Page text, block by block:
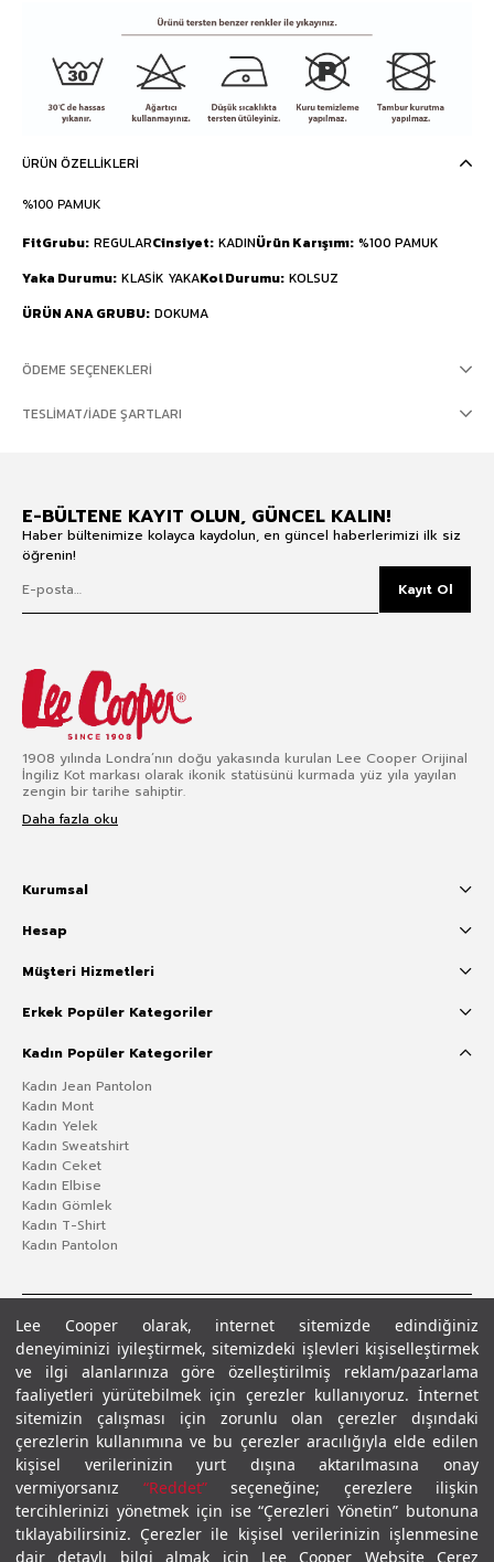
Lee Cooper olarak, internet sitemizde edindiğiniz
deneyiminizi iyileştirmek, sitemizdeki işlevleri kişiselleştirmek
ve ilgi alanlarınıza göre özelleştirilmiş reklam/pazarlama
faaliyetleri yürütebilmek için çerezler kullanıyoruz. İnternet
sitemizin çalışması için zorunlu olan çerezler dışındaki
çerezlerin kullanımına ve bu çerezler aracılığıyla elde edilen
kişisel verilerinizin yurt dışına aktarılmasına onay
vermiyorsanız “Reddet”seçeneğine; çerezlere ilişkin
tercihlerinizi yönetmek için ise “Çerezleri Yönetin” butonuna
tıklayabilirsiniz. Çerezler ile kişisel verilerinizin işlenmesine
dair detaylı bilgi almak için Lee Cooper Website Çerez
ÜRÜN ÖZELLIKLERI
%100 PAMUK
FitGrubu REGULARCinsiyet KADINÜrün Karışımı %100 PAMUK
Yaka Durumu KLASİK YAKAKol Durumu KOLSUZ
ÜRÜN ANA GRUBU DOKUMA
ÖDEME SEÇENEKLERI
TESLIMAT/İADE ŞARTLARI
E-BÜLTENE KAYIT OLUN, GÜNCEL KALIN!
Haber bültenimize kolayca kaydolun, en güncel haberlerimizi ilk siz
öğrenin!
Kayıt Ol
1908 yılında Londra’nın doğu yakasında kurulan Lee Cooper Orijinal
İngiliz Kot markası olarak ikonik statüsünü kurmada yüz yıla yayılan
zengin bir tarihe sahiptir.
Daha fazla oku
Kurumsal
Hesap
Müşteri Hizmetleri
Erkek Popüler Kategoriler
Kadın Popüler Kategoriler
Kadın Jean Pantolon
Kadın Mont
Kadın Yelek
Kadın Sweatshirt
Kadın Ceket
Kadın Elbise
Kadın Gömlek
Kadın T-Shirt
Kadın Pantolon
Gizlilik PolitikasıÇerez Politikası KVKK Aydınlatma MetniŞartlar ve Koşullar
© 2026 Leecooper - Tüm Hakları Saklıdır.